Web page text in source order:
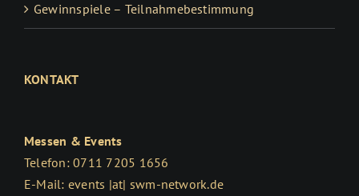
Gewinnspiele – Teilnahmebestimmung
KONTAKT
Messen & Events
Telefon: 0711 7205 1656
E-Mail: events |at| swm-network.de